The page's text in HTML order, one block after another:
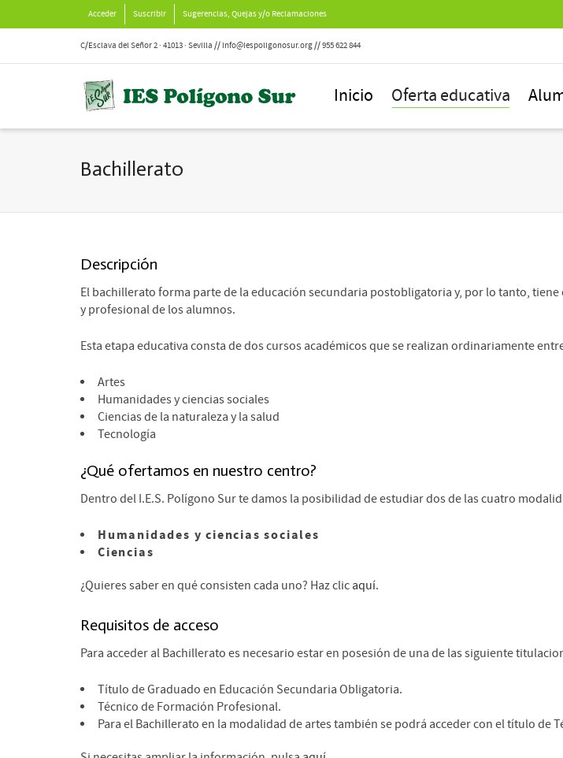
Acceder Suscribir Sugerencias, Quejas y/o Reclamaciones
C/Esclava del Señor 2 · 41013 · Sevilla // info@iespoligonosur.org // 955 622 844
Inicio Oferta educativa
Bachillerato
Descripción
El bachillerato forma parte de la educación secundaria postobligatoria y, por lo tanto,
y profesional de los alumnos.
Esta etapa educativa consta de dos cursos académicos que se realizan ordinariamente
Artes
Humanidades y ciencias sociales
Ciencias de la naturaleza y la salud
Tecnología
¿Qué ofertamos en nuestro centro?
Dentro del I.E.S. Polígono Sur te damos la posibilidad de estudiar dos de las cuatro
Humanidades y ciencias sociales
Ciencias
¿Quieres saber en qué consisten cada uno? Haz clic aquí.
Requisitos de acceso
Para acceder al Bachillerato es necesario estar en posesión de una de las siguiente
Título de Graduado en Educación Secundaria Obligatoria.
Técnico de Formación Profesional.
Para el Bachillerato en la modalidad de artes también se podrá acceder con el título de